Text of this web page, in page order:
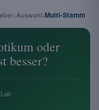
oder
besser?
Auswahl Multi-Stamm